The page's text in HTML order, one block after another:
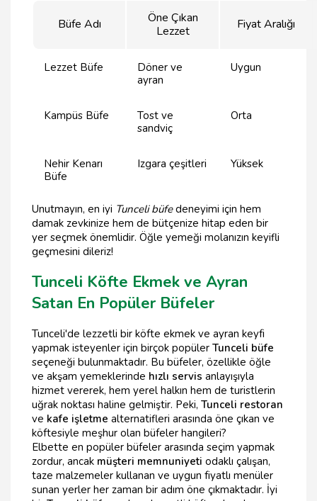
Büfe Adı
Öne Çıkan
Lezzet
Fiyat Aralığı
Lezzet Büfe
Döner ve
ayran
Uygun
Kampüs Büfe
Tost ve
sandviç
Orta
Nehir Kenarı
Büfe
Izgara çeşitleri Yüksek
Unutmayın, en iyi Tunceli büfedeneyimi için hem
damak zevkinize hem de bütçenize hitap eden bir
yer seçmek önemlidir. Öğle yemeği molanızın keyifli
geçmesini dileriz!
Tunceli Köfte Ekmek ve Ayran
Satan En Popüler Büfeler
Tunceli'de lezzetli bir köfte ekmek ve ayran keyfi
yapmak isteyenler için birçok popüler Tunceli büfe
seçeneği bulunmaktadır. Bu büfeler, özellikle öğle
ve akşam yemeklerinde hızlı servis anlayışıyla
hizmet vererek, hem yerel halkın hem de turistlerin
uğrak noktası haline gelmiştir. Peki, Tunceli restoran
ve kafe işletme alternatifleri arasında öne çıkan ve
köftesiyle meşhur olan büfeler hangileri?
Elbette en popüler büfeler arasında seçim yapmak
zordur, ancak müşteri memnuniyeti odaklı çalışan,
taze malzemeler kullanan ve uygun fiyatlı menüler
sunan yerler her zaman bir adım öne çıkmaktadır. İyi